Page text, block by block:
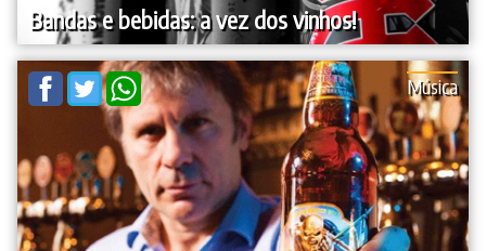
Bandas e bebidas: a vez dos vinhos!
Música